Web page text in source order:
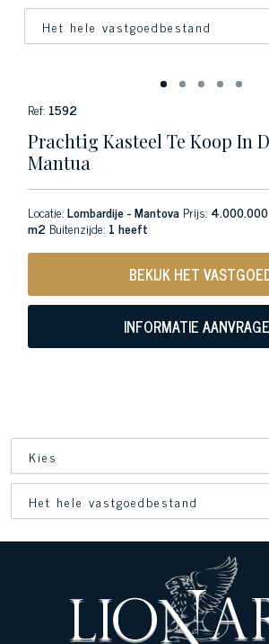
Ref: 1592
Prachtig Kasteel Te Koop In
Mantua
Locatie:Lombardije - Mantova Prijs:
m2 Buitenzijde: 1 heeft
BEKIJK HET
INFORMATIE